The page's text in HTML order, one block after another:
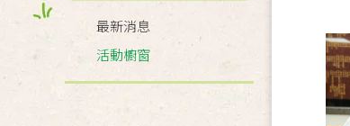
最新消息
活動櫥窗